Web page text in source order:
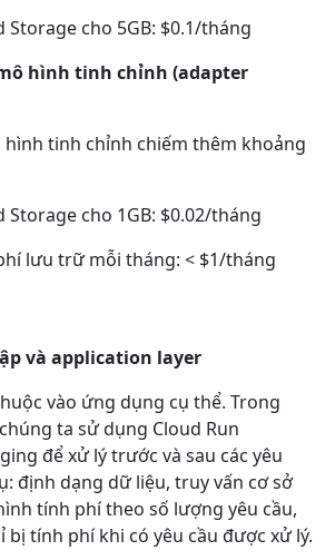
Storage cho 5GB: $0.1/tháng
hình tinh chỉnh (adapter
hình tinh chỉnh chiếm thêm khoảng
Storage cho 1GB: $0.02/tháng
lưu trữ mỗi tháng: < $1/tháng
và application layer
vào ứng dụng cụ thể. Trong
ta sử dụng Cloud Run
để xử lý trước và sau các yêu
định dạng dữ liệu, truy vấn cơ sở
tính phí theo số lượng yêu cầu,
bị tính phí khi có yêu cầu được xử lý.